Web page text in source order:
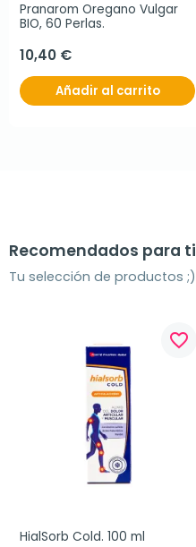
Pranarom Oregano Vulgar
BIO, 60 Perlas.
10,40 €
Añadir al carrito
Recomendados para ti
Tu selección de productos ;)
favorite_border
HialSorb Cold. 100 ml